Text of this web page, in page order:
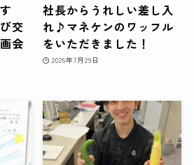
交
会
社長からうれしい差し入
れ♪マネケンのワッフル
をいただきました！
2026年7月29日